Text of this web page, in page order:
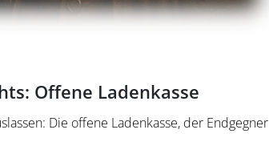
Offene Ladenkasse
Die offene Ladenkasse, der Endgegner